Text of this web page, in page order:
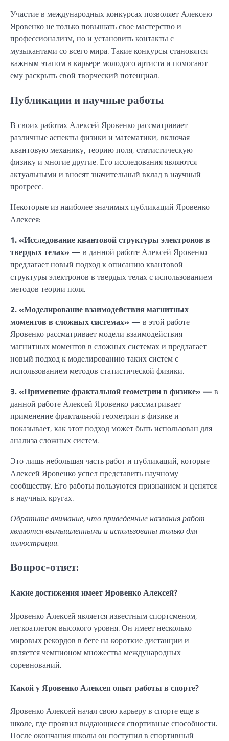
Участие в международных конкурсах позволяет Алексею
Яровенко не только повышать свое мастерство и
профессионализм, но и установить контакты с
музыкантами со всего мира. Такие конкурсы становятся
важным этапом в карьере молодого артиста и помогают
ему раскрыть свой творческий потенциал.
Публикации и научные работы
В своих работах Алексей Яровенко рассматривает
различные аспекты физики и математики, включая
квантовую механику, теорию поля, статистическую
физику и многие другие. Его исследования являются
актуальными и вносят значительный вклад в научный
прогресс.
Некоторые из наиболее значимых публикаций Яровенко
Алексея:
1. «Исследование квантовой структуры электронов в
твердых телах» — в данной работе Алексей Яровенко
предлагает новый подход к описанию квантовой
структуры электронов в твердых телах с использованием
методов теории поля.
2. «Моделирование взаимодействия магнитных
моментов в сложных системах» — в этой работе
Яровенко рассматривает модели взаимодействия
магнитных моментов в сложных системах и предлагает
новый подход к моделированию таких систем с
использованием методов статистической физики.
3. «Применение фрактальной геометрии в физике» — в
данной работе Алексей Яровенко рассматривает
применение фрактальной геометрии в физике и
показывает, как этот подход может быть использован для
анализа сложных систем.
Это лишь небольшая часть работ и публикаций, которые
Алексей Яровенко успел представить научному
сообществу. Его работы пользуются признанием и ценятся
в научных кругах.
Обратите внимание, что приведенные названия работ
являются вымышленными и использованы только для
иллюстрации.
Вопрос-ответ:
Какие достижения имеет Яровенко Алексей?
Яровенко Алексей является известным спортсменом,
легкоатлетом высокого уровня. Он имеет несколько
мировых рекордов в беге на короткие дистанции и
является чемпионом множества международных
соревнований.
Какой у Яровенко Алексея опыт работы в спорте?
Яровенко Алексей начал свою карьеру в спорте еще в
школе, где проявил выдающиеся спортивные способности.
После окончания школы он поступил в спортивный